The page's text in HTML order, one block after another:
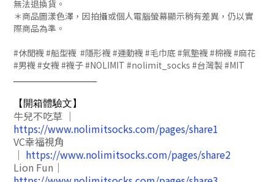
無法退換貨。
＊商品圖漾色澤，因拍攝或個人電腦螢幕顯示稍有差異，仍以實
際商品為準。
#休閒襪 #船型襪 #隱形襪 #運動襪 #毛巾底 #氣墊襪 #棉襪 #麻花
#男襪 #女襪 #襪子 #NOLIMIT #nolimit_socks #台灣製 #MIT
【開箱體驗文】
牛兒不吃草 ｜
https://www.nolimitsocks.com/pages/share1
VC幸福視角
｜ https://www.nolimitsocks.com/pages/share2
Lion Fun｜